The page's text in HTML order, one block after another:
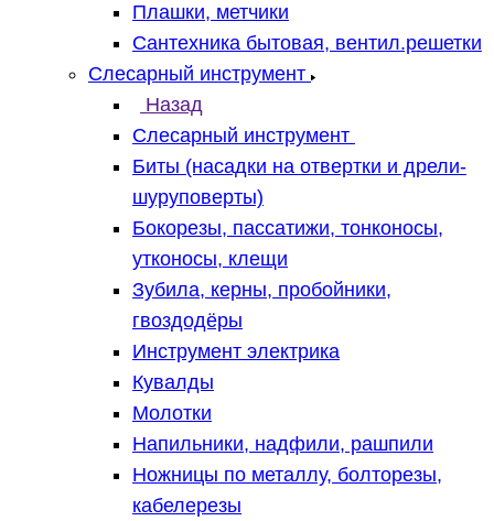
Плашки, метчики
Сантехника бытовая, вентил.решетки
Слесарный инструмент
Назад
Слесарный инструмент
Биты (насадки на отвертки и дрели-
шуруповерты)
Бокорезы, пассатижи, тонконосы,
утконосы, клещи
Зубила, керны, пробойники,
гвоздодёры
Инструмент электрика
Кувалды
Молотки
Напильники, надфили, рашпили
Ножницы по металлу, болторезы,
кабелерезы